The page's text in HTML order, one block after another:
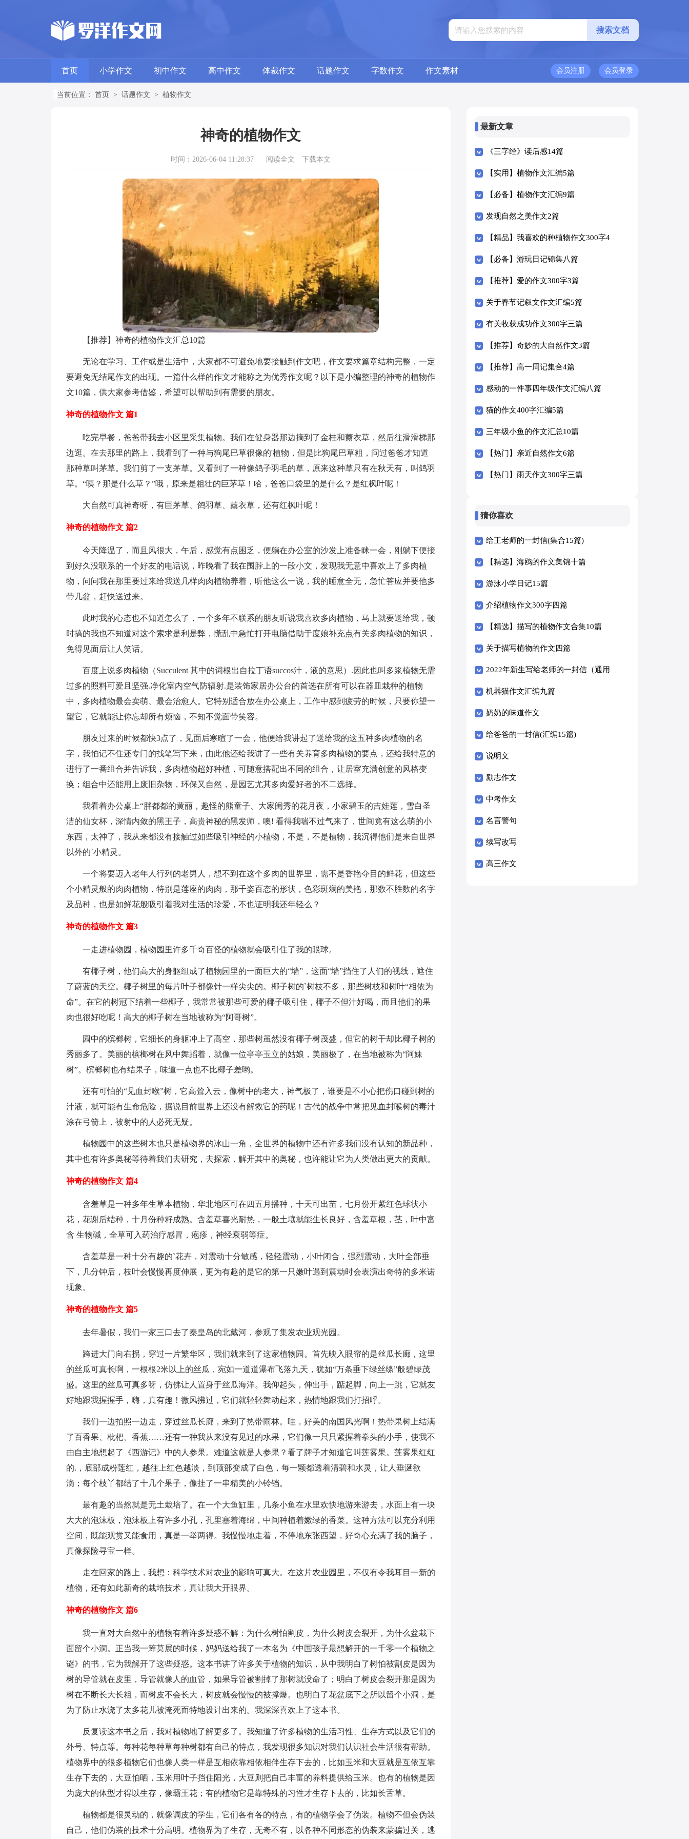
首页 小学作文 初中作文 高中作文 体裁作文 话题作文 字数作文 作文素材 会员登录
会员注册
当前位置： 首页 > 话题作文 > 植物作文
神奇的植物作文
时间：2026-06-04 11:28:37 阅读全文 下载本文
【推荐】神奇的植物作文汇总10篇
无论在学习、工作或是生活中，大家都不可避免地要接触到作文吧，作文要求篇章结构完整，一定
要避免无结尾作文的出现。一篇什么样的作文才能称之为优秀作文呢？以下是小编整理的神奇的植物作
文10篇，供大家参考借鉴，希望可以帮助到有需要的朋友。
神奇的植物作文 篇1
吃完早餐，爸爸带我去小区里采集植物。我们在健身器那边摘到了金桂和薰衣草，然后往滑滑梯那
边逛。在去那里的路上，我看到了一种与狗尾巴草很像的'植物，但是比狗尾巴草粗，问过爸爸才知道
那种草叫茅草。我们剪了一支茅草。又看到了一种像鸽子羽毛的草，原来这种草只有在秋天有，叫鸽羽
草。“咦？那是什么草？”哦，原来是粗壮的巨茅草！哈，爸爸口袋里的是什么？是红枫叶呢！
大自然可真神奇呀，有巨茅草、鸽羽草、薰衣草，还有红枫叶呢！
神奇的植物作文 篇2
今天降温了，而且风很大，午后，感觉有点困乏，便躺在办公室的沙发上准备眯一会，刚躺下便接
到好久没联系的一个好友的电话说，昨晚看了我在围脖上的一段小文，发现我无意中喜欢上了多肉植
物，问问我在那里要过来给我送几样肉肉植物养着，听他这么一说，我的睡意全无，急忙答应并要他多
带几盆，赶快送过来。
此时我的心态也不知道怎么了，一个多年不联系的朋友听说我喜欢多肉植物，马上就要送给我，顿
时搞的我也不知道对这个索求是利是弊，慌乱中急忙打开电脑借助于度娘补充点有关多肉植物的知识，
免得见面后让人笑话。
百度上说多肉植物（Succulent 其中的词根出自拉丁语succos汁，液的意思）.因此也叫多浆植物无需
过多的照料可爱且坚强.净化室内空气防辐射.是装饰家居办公台的首选在所有可以在器皿栽种的植物
中，多肉植物最会卖萌、最会治愈人。它特别适合放在办公桌上，工作中感到疲劳的时候，只要你望一
望它，它就能让你忘却所有烦恼，不知不觉面带笑容。
朋友过来的时候都快3点了，见面后寒暄了一会，他便给我讲起了送给我的这五种多肉植物的名
字，我怕记不住还专门的找笔写下来，由此他还给我讲了一些有关养育多肉植物的要点，还给我特意的
进行了一番组合并告诉我，多肉植物超好种植，可随意搭配出不同的组合，让居室充满创意的风格变
换；组合中还能用上废旧杂物，环保又自然，是园艺尤其多肉爱好者的不二选择。
我看着办公桌上“胖都都的黄丽，趣怪的熊童子、大家闺秀的花月夜，小家碧玉的吉娃莲，雪白圣
洁的仙女杯，深情内敛的黑王子，高贵神秘的黑发师，噢! 看得我喘不过气来了，世间竟有这么萌的小
东西，太神了，我从来都没有接触过如些吸引神经的小植物，不是，不是植物，我沉得他们是来自世界
以外的`小精灵。
一个将要迈入老年人行列的老男人，想不到在这个多肉的世界里，需不是香艳夺目的鲜花，但这些
个小精灵般的肉肉植物，特别是莲座的肉肉，那千姿百态的形状，色彩斑斓的美艳，那数不胜数的名字
及品种，也是如鲜花般吸引着我对生活的珍爱，不也证明我还年轻么？
神奇的植物作文 篇3
一走进植物园，植物园里许多千奇百怪的植物就会吸引住了我的眼球。
有椰子树，他们高大的身躯组成了植物园里的一面巨大的“墙”，这面“墙”挡住了人们的视线，遮住
了蔚蓝的天空。椰子树里的每片叶子都像针一样尖尖的。椰子树的`树枝不多，那些树枝和树叶“相依为
命”。在它的树冠下结着一些椰子，我常常被那些可爱的椰子吸引住，椰子不但汁好喝，而且他们的果
肉也很好吃呢！高大的椰子树在当地被称为“阿哥树”。
园中的槟榔树，它细长的身躯冲上了高空，那些树虽然没有椰子树茂盛，但它的树干却比椰子树的
秀丽多了。美丽的槟榔树在风中舞蹈着，就像一位亭亭玉立的姑娘，美丽极了，在当地被称为“阿妹
树”。槟榔树也有结果子，味道一点也不比椰子差哟。
还有可怕的“见血封喉”树，它高耸入云，像树中的老大，神气极了，谁要是不小心把伤口碰到树的
汁液，就可能有生命危险，据说目前世界上还没有解救它的药呢！古代的战争中常把见血封喉树的毒汁
涂在弓箭上，被射中的人必死无疑。
植物园中的这些树木也只是植物界的冰山一角，全世界的植物中还有许多我们没有认知的新品种，
其中也有许多奥秘等待着我们去研究，去探索，解开其中的奥秘，也许能让它为人类做出更大的贡献。
神奇的植物作文 篇4
含羞草是一种多年生草本植物，华北地区可在四五月播种，十天可出苗，七月份开紫红色球状小
花，花谢后结种，十月份种籽成熟。含羞草喜光耐热，一般土壤就能生长良好，含羞草根，茎，叶中富
含 生物碱，全草可入药治疗感冒，疱疹，神经衰弱等症。
含羞草是一种十分有趣的`花卉，对震动十分敏感，轻轻震动，小叶闭合，强烈震动，大叶全部垂
下，几分钟后，枝叶会慢慢再度伸展，更为有趣的是它的第一只嫩叶遇到震动时会表演出奇特的多米诺
现象。
神奇的植物作文 篇5
去年暑假，我们一家三口去了秦皇岛的北戴河，参观了集发农业观光园。
跨进大门向右拐，穿过一片繁华区，我们就来到了这家植物园。首先映入眼帘的是丝瓜长廊，这里
的丝瓜可真长啊，一根根2米以上的丝瓜，宛如一道道瀑布飞落九天，犹如“万条垂下绿丝绦”般碧绿茂
盛。这里的丝瓜可真多呀，仿佛让人置身于丝瓜海洋。我仰起头，伸出手，踮起脚，向上一跳，它就友
好地跟我握握手，嗨，真有趣！微风拂过，它们就轻轻舞动起来，热情地跟我们打招呼。
我们一边拍照一边走，穿过丝瓜长廊，来到了热带雨林。哇，好美的南国风光啊！热带果树上结满
了百香果、枇杷、香蕉……还有一种我从来没有见过的水果，它们像一只只紧握着拳头的小手，使我不
由自主地想起了《西游记》中的人参果。难道这就是人参果？看了牌子才知道它叫莲雾果。莲雾果红红
的.，底部成粉莲红，越往上红色越淡，到顶部变成了白色，每一颗都透着清碧和水灵，让人垂涎欲
滴；每个枝丫都结了十几个果子，像挂了一串精美的小铃铛。
最有趣的当然就是无土栽培了。在一个大鱼缸里，几条小鱼在水里欢快地游来游去，水面上有一块
大大的泡沫板，泡沫板上有许多小孔，孔里塞着海绵，中间种植着嫩绿的香菜。这种方法可以充分利用
空间，既能观赏又能食用，真是一举两得。我慢慢地走着，不停地东张西望，好奇心充满了我的脑子，
真像探险寻宝一样。
走在回家的路上，我想：科学技术对农业的影响可真大。在这片农业园里，不仅有令我耳目一新的
植物，还有如此新奇的栽培技术，真让我大开眼界。
神奇的植物作文 篇6
我一直对大自然中的植物有着许多疑惑不解：为什么树怕割皮，为什么树皮会裂开，为什么盆栽下
面留个小洞。正当我一筹莫展的时候，妈妈送给我了一本名为《中国孩子最想解开的一千零一个植物之
谜》的书，它为我解开了这些疑惑。这本书讲了许多关于植物的知识，从中我明白了树怕被割皮是因为
树的导管就在皮里，导管就像人的血管，如果导管被割掉了那树就没命了；明白了树皮会裂开那是因为
树在不断长大长粗，而树皮不会长大，树皮就会慢慢的被撑爆。也明白了花盆底下之所以留个小洞，是
为了防止水浇了太多花儿被淹死而特地设计出来的。我深深喜欢上了这本书。
反复读这本书之后，我对植物地了解更多了。我知道了许多植物的生活习性、生存方式以及它们的
外号、特点等。每种花每种草每种树都有自己的特点，我发现很多知识对我们认识社会生活很有帮助。
植物界中的很多植物它们也像人类一样是互相依靠相依相伴生存下去的，比如玉米和大豆就是互依互靠
生存下去的，大豆怕晒，玉米用叶子挡住阳光，大豆则把自己丰富的养料提供给玉米。也有的植物是因
为庞大的体型才得以生存，像霸王花；有的植物它是靠特殊的习性才生存下去的，比如长舌草。
植物都是很灵动的，就像调皮的学生，它们各有各的特点，有的植物学会了伪装。植物不但会伪装
自己，他们伪装的技术十分高明。植物界为了生存，无奇不有，以各种不同形态的伪装来蒙骗过关，逃
最新文章
《三字经》读后感14篇
【实用】植物作文汇编5篇
【必备】植物作文汇编9篇
发现自然之美作文2篇
【精品】我喜欢的种植物作文300字4
篇【必备】游玩日记锦集八篇
【推荐】爱的作文300字3篇
关于春节记叙文作文汇编5篇
有关收获成功作文300字三篇
【推荐】奇妙的大自然作文3篇
【推荐】高一周记集合4篇
感动的一件事四年级作文汇编八篇
猫的作文400字汇编5篇
三年级小鱼的作文汇总10篇
【热门】亲近自然作文6篇
【热门】雨天作文300字三篇
猜你喜欢
给王老师的一封信(集合15篇)
【精选】海鸥的作文集锦十篇
游泳小学日记15篇
介绍植物作文300字四篇
【精选】描写的植物作文合集10篇
关于描写植物的作文四篇
2022年新生写给老师的一封信（通用
8篇）
机器猫作文汇编九篇
奶奶的味道作文
给爸爸的一封信(汇编15篇)
说明文
励志作文
中考作文
名言警句
续写改写
高三作文